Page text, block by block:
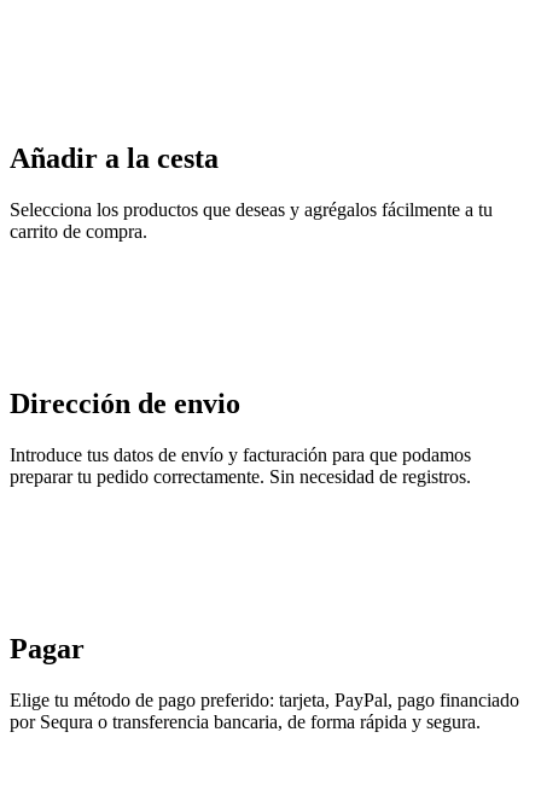
Añadir a la cesta
Selecciona los productos que deseas y agrégalos fácilmente a tu
carrito de compra.
Dirección de envio
Introduce tus datos de envío y facturación para que podamos
preparar tu pedido correctamente. Sin necesidad de registros.
Pagar
Elige tu método de pago preferido: tarjeta, PayPal, pago financiado
por Sequra o transferencia bancaria, de forma rápida y segura.